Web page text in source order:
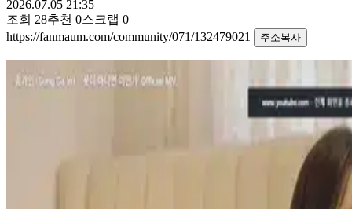
2026.07.05 21:35
조회 28추천 0스크랩 0
https://fanmaum.com/community/071/132479021
주소복사